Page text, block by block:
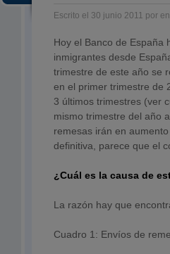
Escrito el 30 junio 2011 por en
Hoy el Banco de España
inmigrantes desde
trimestre de este año se
en el primer trimestre de
3 últimos trimestres (ver
mismo trimestre del año
remesas irán en
definitiva, parece que el
¿Cuál es la causa de
La razón hay que
Cuadro 1: Envíos de